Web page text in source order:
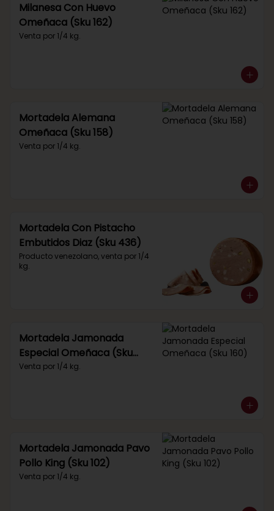
Milanesa Con Huevo
Omeñaca (Sku 162)
Venta por 1/4 kg.
Mortadela Alemana
Omeñaca (Sku 158)
Venta por 1/4 kg.
Mortadela Con Pistacho
Embutidos Diaz (Sku 436)
Producto venezolano, venta por 1/4
kg.
Mortadela Jamonada
Especial Omeñaca (Sku
160)
Venta por 1/4 kg.
Mortadela Jamonada Pavo
Pollo King (Sku 102)
Venta por 1/4 kg.